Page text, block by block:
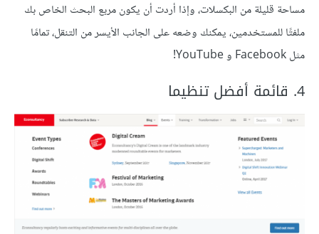
مساحة قليلة من البكسلات، وإذا أردت أن يكون مربع البحث الخاص بك
ملفتًا للمستخدمين، يمكنك وضعه على الجانب الأيسر من التنقل، تمامًا
مثل Facebook و YouTube!
4. قائمة أفضل تنظيما